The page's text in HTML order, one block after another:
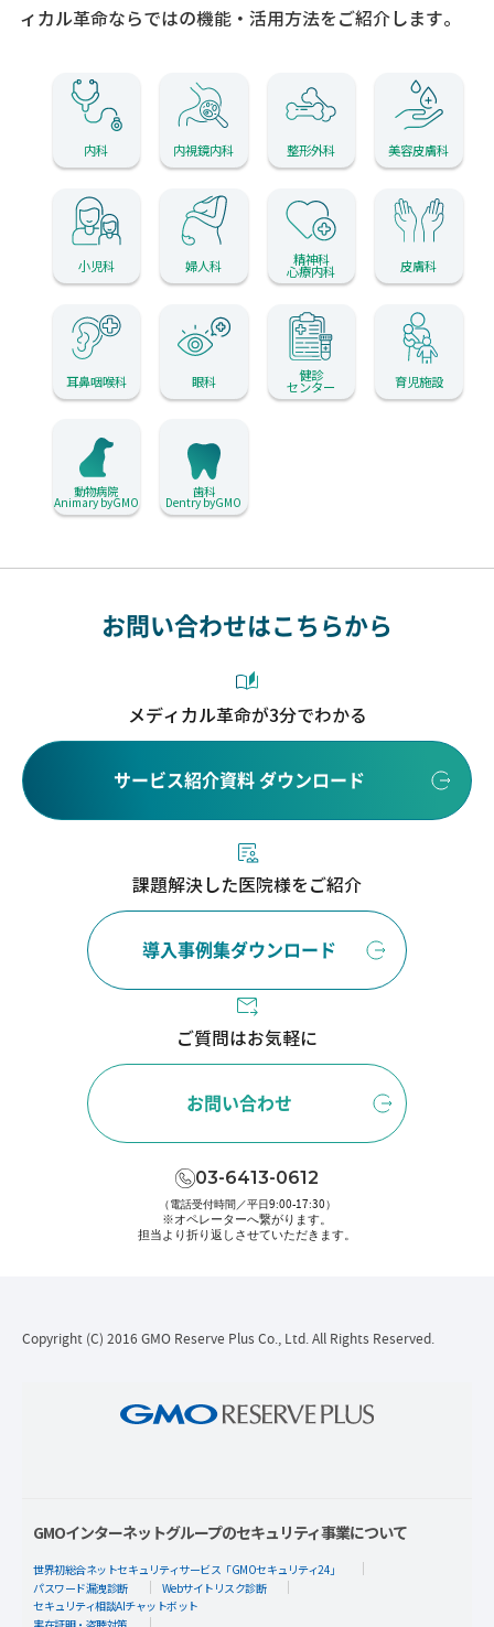
ィカル革命ならではの機能・活用方法をご紹介します。
内科 内視鏡内科 整形外科 美容皮膚科
小児科 婦人科 精神科
心療内科 皮膚科
耳鼻咽喉科 眼科 健診
センター 育児施設
動物病院
Animary byGMO
歯科
Dentry byGMO
お問い合わせはこちらから
メディカル革命が3分でわかる
サービス紹介資料 ダウンロード
課題解決した医院様をご紹介
導入事例集ダウンロード
ご質問はお気軽に
お問い合わせ
03-6413-0612
（電話受付時間／平日9:00-17:30）
※オペレーターへ繋がります。
担当より折り返しさせていただきます。
Copyright (C) 2016 GMO Reserve Plus Co., Ltd. All Rights Reserved.
GMOインターネットグループのセキュリティ事業について
世界初総合ネットセキュリティサービス「GMOセキュリティ24」
パスワード漏洩診断
Webサイトリスク診断
セキュリティ相談AIチャットボット